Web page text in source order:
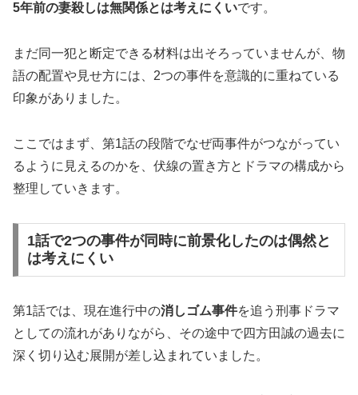
5年前の妻殺しは無関係とは考えにくいです。
まだ同一犯と断定できる材料は出そろっていませんが、物
語の配置や見せ方には、2つの事件を意識的に重ねている
印象がありました。
ここではまず、第1話の段階でなぜ両事件がつながってい
るように見えるのかを、伏線の置き方とドラマの構成から
整理していきます。
1話で2つの事件が同時に前景化したのは偶然と
は考えにくい
第1話では、現在進行中の消しゴム事件を追う刑事ドラマ
としての流れがありながら、その途中で四方田誠の過去に
深く切り込む展開が差し込まれていました。